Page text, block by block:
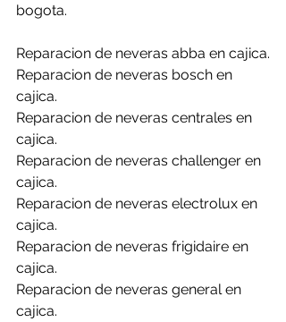
bogota.
Reparacion de neveras abba en cajica.
Reparacion de neveras bosch en
cajica.
Reparacion de neveras centrales en
cajica.
Reparacion de neveras challenger en
cajica.
Reparacion de neveras electrolux en
cajica.
Reparacion de neveras frigidaire en
cajica.
Reparacion de neveras general en
cajica.